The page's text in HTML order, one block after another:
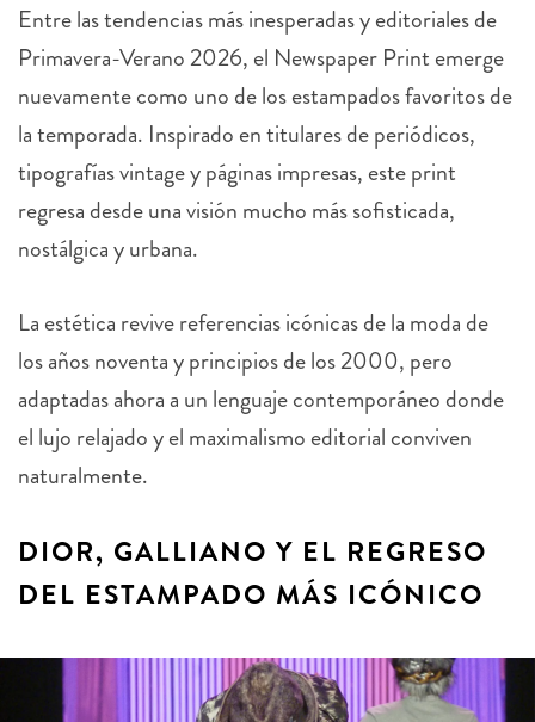
Entre las tendencias más inesperadas y editoriales de
Primavera-Verano 2026, el Newspaper Print emerge
nuevamente como uno de los estampados favoritos de
la temporada. Inspirado en titulares de periódicos,
tipografías vintage y páginas impresas, este print
regresa desde una visión mucho más sofisticada,
nostálgica y urbana.
La estética revive referencias icónicas de la moda de
los años noventa y principios de los 2000, pero
adaptadas ahora a un lenguaje contemporáneo donde
el lujo relajado y el maximalismo editorial conviven
naturalmente.
DIOR, GALLIANO Y EL REGRESO
DEL ESTAMPADO MÁS ICÓNICO